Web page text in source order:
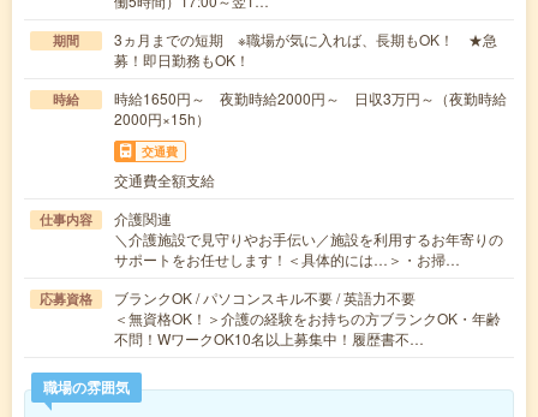
期間
3ヵ月までの短期 ※職場が気に入れば、長期もOK！ ★急
募！即日勤務もOK！
時給
時給1650円～ 夜勤時給2000円～ 日収3万円～（夜勤時給
2000円×15h）
交通費
交通費全額支給
仕事内容
介護関連
＼介護施設で見守りやお手伝い／施設を利用するお年寄りの
サポートをお任せします！＜具体的には…＞・お掃…
応募資格
ブランクOK / パソコンスキル不要 / 英語力不要
＜無資格OK！＞介護の経験をお持ちの方ブランクOK・年齢
不問！WワークOK10名以上募集中！履歴書不…
職場の雰囲気